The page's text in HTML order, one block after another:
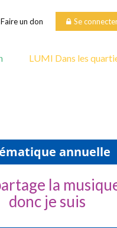
Faire un don Se
LUMI Dans les
annuelle
la
donc je suis